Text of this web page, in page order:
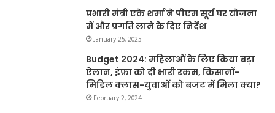
प्रभारी मंत्री एके शर्मा ने पीएम सूर्य घर योजना
में और प्रगति लाने के दिए निर्देश
January 25, 2025
Budget 2024: महिलाओं के लिए किया बड़ा
ऐलान, इंफ्रा को दी भारी रकम, किसानों-
मिडिल क्लास-युवाओं को बजट में मिला क्या?
February 2, 2024